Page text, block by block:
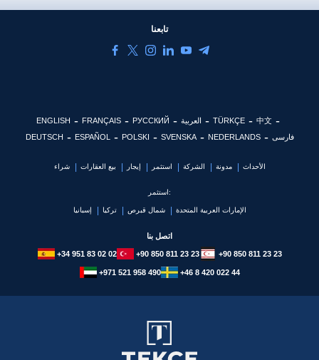
تابعنا
ENGLISH FRANÇAIS РУССКИЙ العربية TÜRKÇE
中文
DEUTSCH
ESPAÑOL POLSKI SVENSKA NEDERLANDS فارسی
شراء بيع العقارات إيجار استثمر الشركة مدونة الأحداث
استثمر:
إسبانيا تركيا شمال قبرص الإمارات العربية المتحدة
اتصل بنا
+34 951 83 02 02 +90 850 811 23 23 +90 850 811 23 23
+971 521 958 490 +46 8 420 022 44